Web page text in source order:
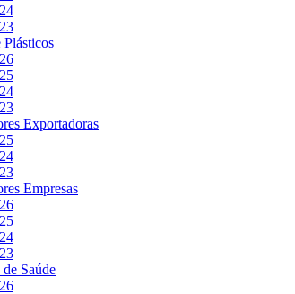
Plásticos
Exportadoras
Empresas
Saúde